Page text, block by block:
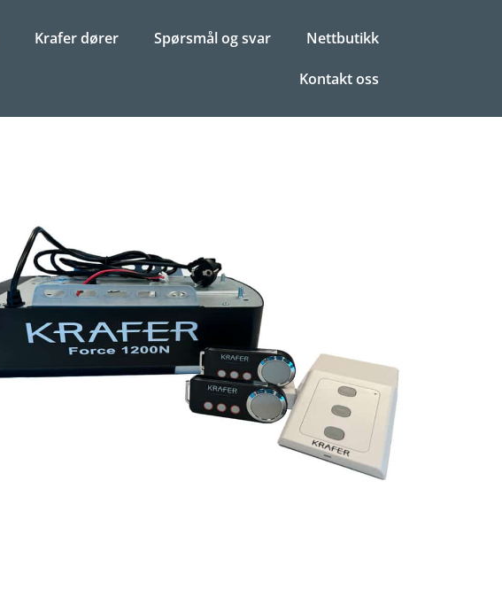
Krafer dører Spørsmål og svar Nettbutikk
Kontakt oss